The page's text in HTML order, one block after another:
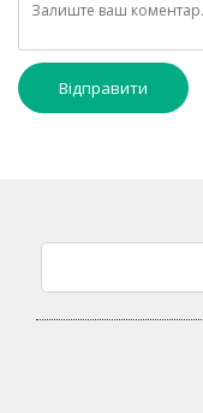
Відправити